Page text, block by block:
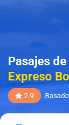
Pasajes
Expreso
2.9